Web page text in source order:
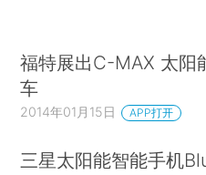
福特展出C-MAX 太阳
车
2014年01月15日 APP打开
三星太阳能智能手机